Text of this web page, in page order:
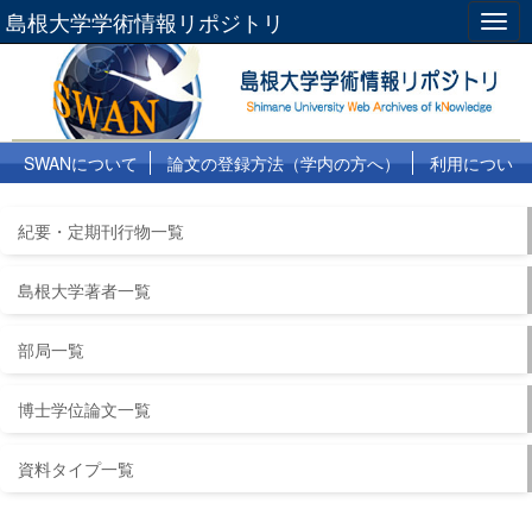
島根大学学術情報リポジトリ
SWANについて 論文の登録方法（学内の方へ）
利用につい
紀要・定期刊行物一覧
島根大学著者一覧
部局一覧
博士学位論文一覧
資料タイプ一覧